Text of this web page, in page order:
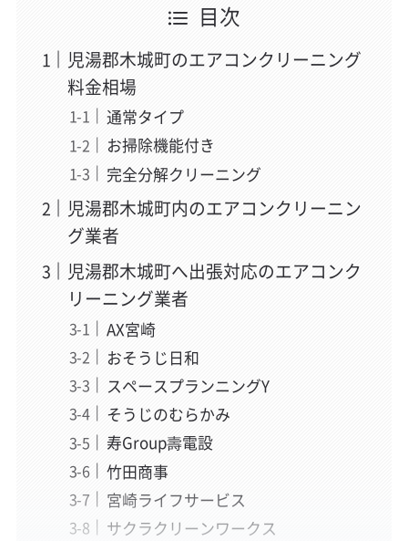
目次
児湯郡木城町のエアコンクリーニング
料金相場
通常タイプ
お掃除機能付き
完全分解クリーニング
児湯郡木城町内のエアコンクリーニン
グ業者
児湯郡木城町へ出張対応のエアコンク
リーニング業者
AX宮崎
おそうじ日和
スペースプランニングY
そうじのむらかみ
寿Group壽電設
竹田商事
宮崎ライフサービス
サクラクリーンワークス